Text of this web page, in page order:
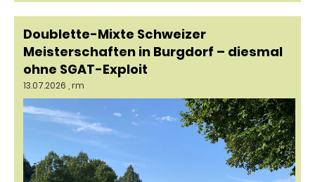
Doublette-Mixte Schweizer
Meisterschaften in Burgdorf – diesmal
ohne SGAT-Exploit
13.07.2026 , rm